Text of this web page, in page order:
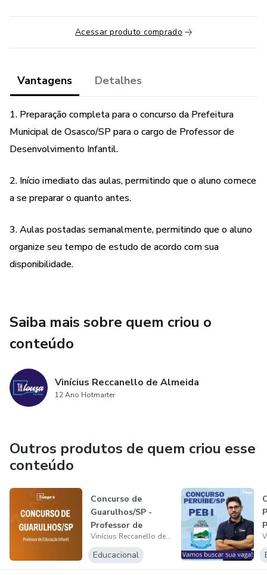
Acessar produto comprado
Vantagens Detalhes
1. Preparação completa para o concurso da Prefeitura
Municipal de Osasco/SP para o cargo de Professor de
Desenvolvimento Infantil.
2. Início imediato das aulas, permitindo que o aluno comece
a se preparar o quanto antes.
3. Aulas postadas semanalmente, permitindo que o aluno
organize seu tempo de estudo de acordo com sua
disponibilidade.
Saiba mais sobre quem criou o
conteúdo
Vinícius Reccanello de Almeida
12 Ano Hotmarter
Outros produtos de quem criou esse
conteúdo
Concurso de
Guarulhos/SP -
Professor de
Educação Infantil Vinícius Reccanello de Almeida
Educacional